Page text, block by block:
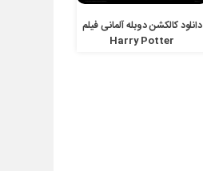
دانلود کالکشن دوبله آلمانی فیلم
Harry Potter